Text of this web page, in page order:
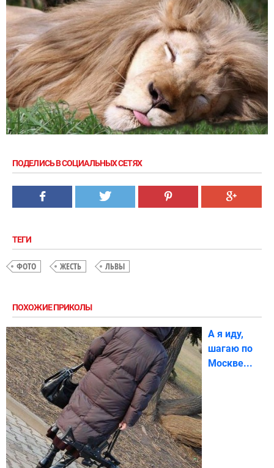
ПОДЕЛИСЬ В СОЦИАЛЬНЫХ СЕТЯХ
ТЕГИ
ФОТО ЖЕСТЬ ЛЬВЫ
ПОХОЖИЕ ПРИКОЛЫ
А я иду,
шагаю по
Москве...